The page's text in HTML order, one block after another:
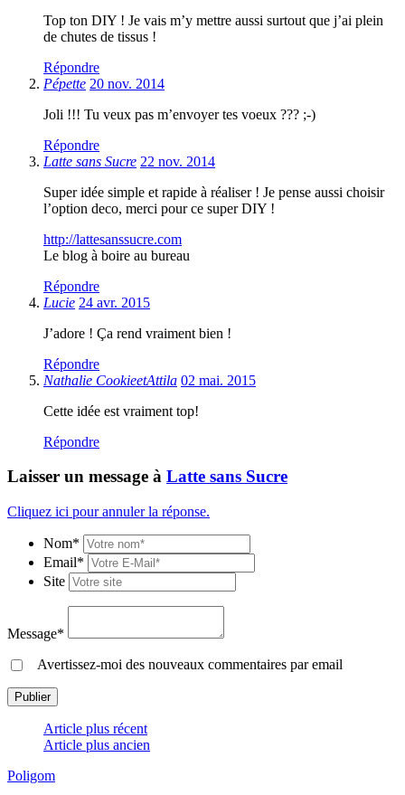
Top ton DIY ! Je vais m’y mettre aussi surtout que j’ai plein
de chutes de tissus !
Répondre
Pépette 20 nov. 2014
Joli !!! Tu veux pas m’envoyer tes voeux ??? ;-)
Répondre
Latte sans Sucre 22 nov. 2014
Super idée simple et rapide à réaliser ! Je pense aussi choisir
l’option deco, merci pour ce super DIY !
http://lattesanssucre.com
Le blog à boire au bureau
Répondre
Lucie 24 avr. 2015
J’adore ! Ça rend vraiment bien !
Répondre
Nathalie CookieetAttila 02 mai. 2015
Cette idée est vraiment top!
Répondre
Laisser un message à Latte sans Sucre
Cliquez ici pour annuler la réponse.
Nom*
Email*
Site
Message*
Avertissez-moi des nouveaux commentaires par email
Article plus récent
Article plus ancien
Poligom